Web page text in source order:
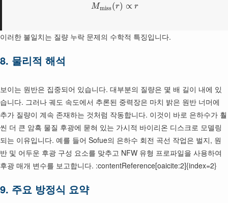
Mmiss(r) ∝ r
이러한 불일치는 질량 누락 문제의 수학적 특징입니다.
8. 물리적 해석
보이는 원반은 집중되어 있습니다. 대부분의 질량은 몇 배 길이 내에 있
습니다. 그러나 궤도 속도에서 추론된 중력장은 마치 밝은 원반 너머에
추가 질량이 계속 존재하는 것처럼 작동합니다. 이것이 바로 은하수가 훨
씬 더 큰 암흑 물질 후광에 묻혀 있는 가시적 바이리온 디스크로 모델링
되는 이유입니다. 예를 들어 Sofue의 은하수 회전 곡선 작업은 벌지, 원
반 및 어두운 후광 구성 요소를 맞추고 NFW 유형 프로파일을 사용하여
후광 매개 변수를 보고합니다. :contentReference[oaicite:2]{index=2}
9. 주요 방정식 요약